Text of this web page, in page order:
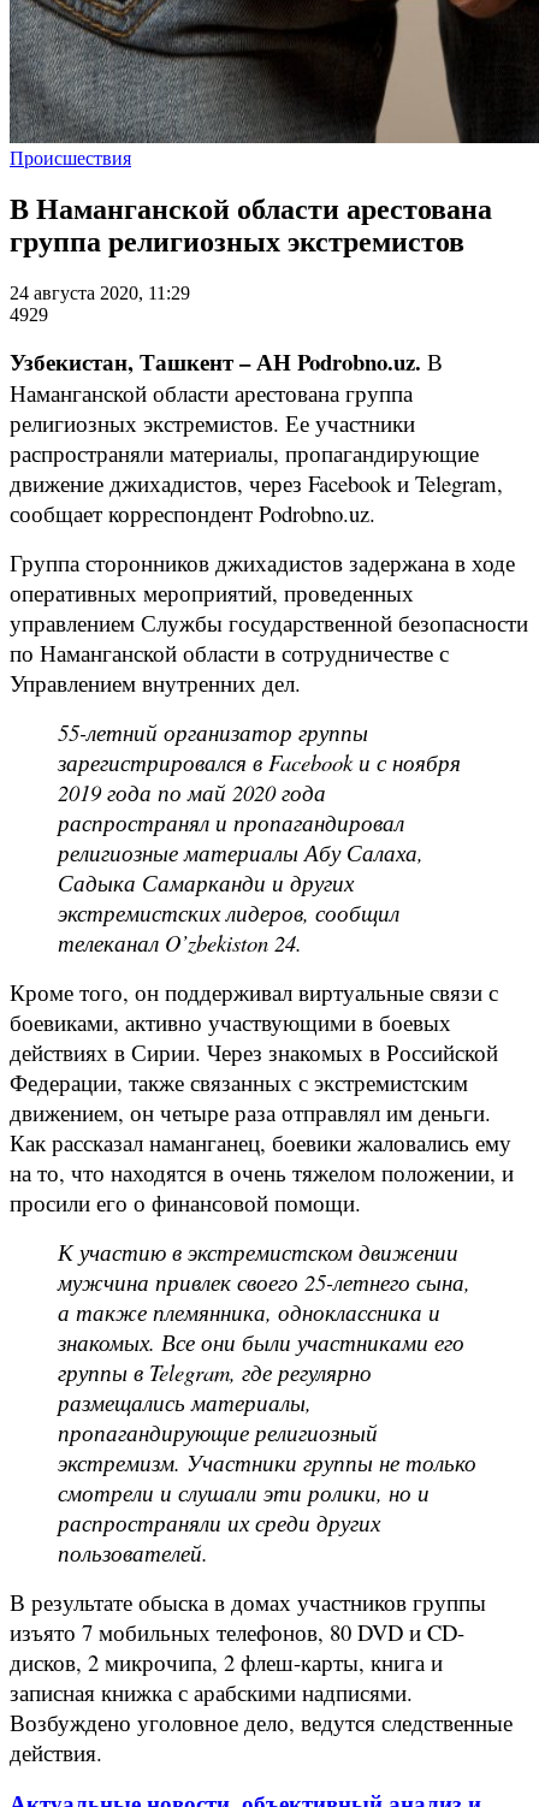
Происшествия
В Наманганской области арестована
группа религиозных экстремистов
24 августа 2020, 11:29
4929
Узбекистан, Ташкент – АН Podrobno.uz. В
Наманганской области арестована группа
религиозных экстремистов. Ее участники
распространяли материалы, пропагандирующие
движение джихадистов, через Facebook и Telegram,
сообщает корреспондент Podrobno.uz.
Группа сторонников джихадистов задержана в ходе
оперативных мероприятий, проведенных
управлением Службы государственной безопасности
по Наманганской области в сотрудничестве с
Управлением внутренних дел.
55-летний организатор группы
зарегистрировался в Facebook и с ноября
2019 года по май 2020 года
распространял и пропагандировал
религиозные материалы Абу Салаха,
Садыка Самарканди и других
экстремистских лидеров, сообщил
телеканал O’zbekiston 24.
Кроме того, он поддерживал виртуальные связи с
боевиками, активно участвующими в боевых
действиях в Сирии. Через знакомых в Российской
Федерации, также связанных с экстремистским
движением, он четыре раза отправлял им деньги.
Как рассказал наманганец, боевики жаловались ему
на то, что находятся в очень тяжелом положении, и
просили его о финансовой помощи.
К участию в экстремистском движении
мужчина привлек своего 25-летнего сына,
а также племянника, одноклассника и
знакомых. Все они были участниками его
группы в Telegram, где регулярно
размещались материалы,
пропагандирующие религиозный
экстремизм. Участники группы не только
смотрели и слушали эти ролики, но и
распространяли их среди других
пользователей.
В результате обыска в домах участников группы
изъято 7 мобильных телефонов, 80 DVD и CD-
дисков, 2 микрочипа, 2 флеш-карты, книга и
записная книжка с арабскими надписями.
Возбуждено уголовное дело, ведутся следственные
действия.